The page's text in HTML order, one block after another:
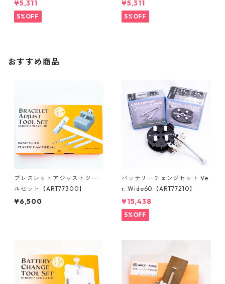
¥5,311
5%OFF
¥5,311
5%OFF
おすすめ商品
ブレスレットアジャストツー
ルセット【ART77300】
¥6,500
バッテリーチェンジセット Ve
r. Wide60【ART77210】
¥15,438
5%OFF